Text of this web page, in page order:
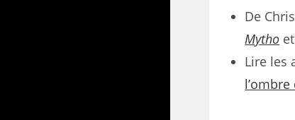
De
Mytho
Lire les